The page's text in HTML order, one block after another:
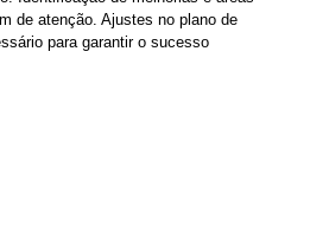
de atenção. Ajustes no plano de
para garantir o sucesso